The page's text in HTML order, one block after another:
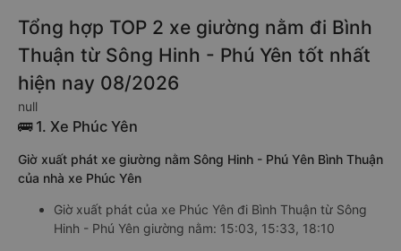
Tổng hợp TOP 2 xe giường nằm đi Bình
Thuận từ Sông Hinh - Phú Yên tốt nhất
hiện nay 08/2026
null
🚌 1. Xe Phúc Yên
Giờ xuất phát xe giường nằm Sông Hinh - Phú Yên Bình Thuận
của nhà xe Phúc Yên
Giờ xuất phát của xe Phúc Yên đi Bình Thuận từ Sông
Hinh - Phú Yên giường nằm: 15:03, 15:33, 18:10